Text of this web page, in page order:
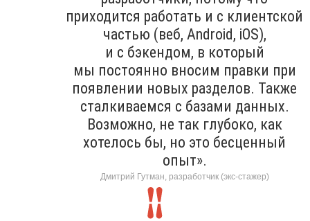
приходится работать и с клиентской
частью (веб, Android, iOS),
и с бэкендом, в который
мы постоянно вносим правки при
появлении новых разделов. Также
сталкиваемся с базами данных.
Возможно, не так глубоко, как
хотелось бы, но это бесценный
опыт».
Дмитрий Гутман, разработчик (экс-стажер)